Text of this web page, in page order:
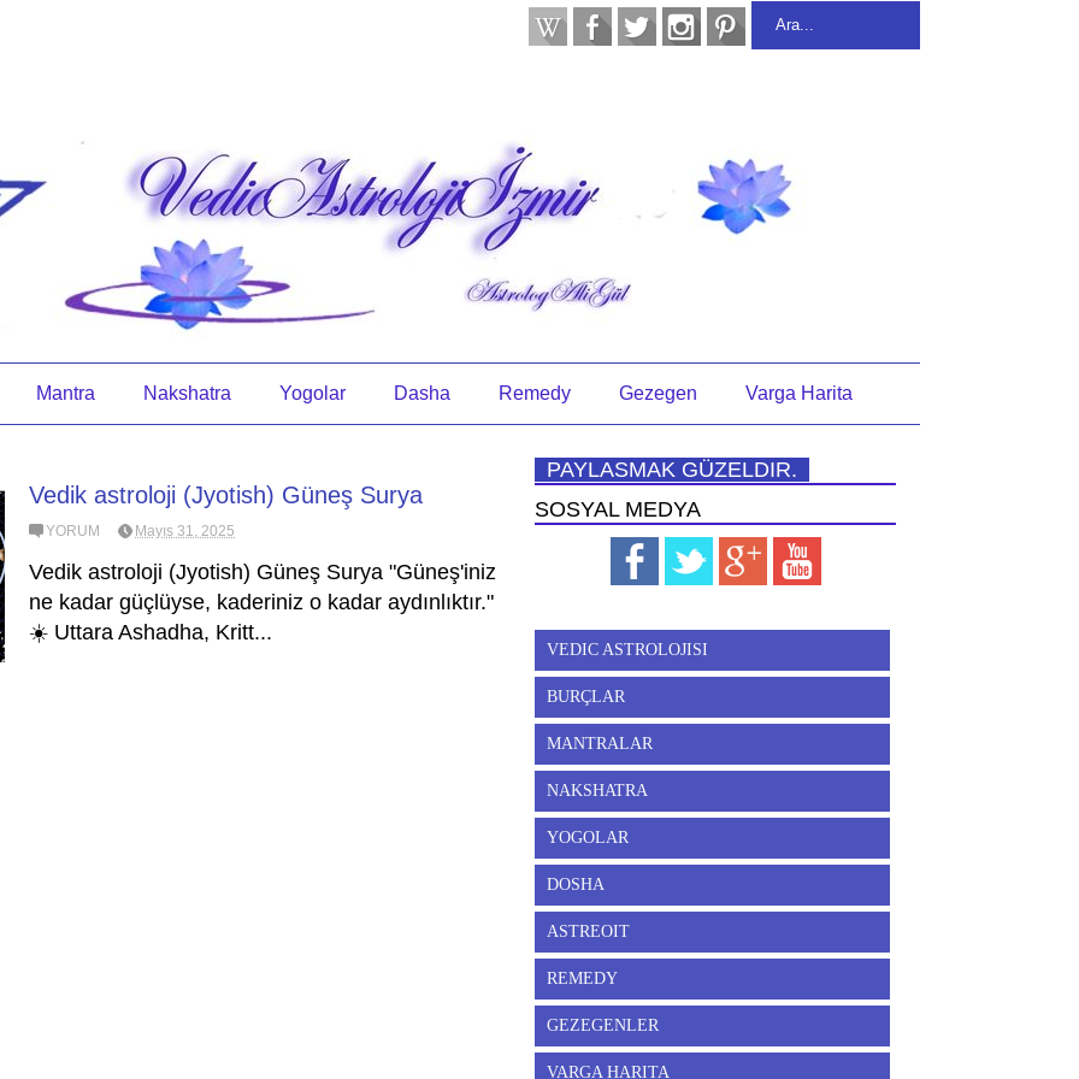
Mantra Nakshatra Yogolar Dasha Remedy Gezegen Varga Harita
Vedik astroloji (Jyotish) Güneş Surya
YORUM Mayıs 31, 2025
Vedik astroloji (Jyotish) Güneş Surya "Güneş'iniz
ne kadar güçlüyse, kaderiniz o kadar aydınlıktır."
☀️ Uttara Ashadha, Kritt...
PAYLASMAK GÜZELDIR.
SOSYAL MEDYA
VEDIC ASTROLOJISI
BURÇLAR
MANTRALAR
NAKSHATRA
YOGOLAR
DOSHA
ASTREOIT
REMEDY
GEZEGENLER
VARGA HARITA